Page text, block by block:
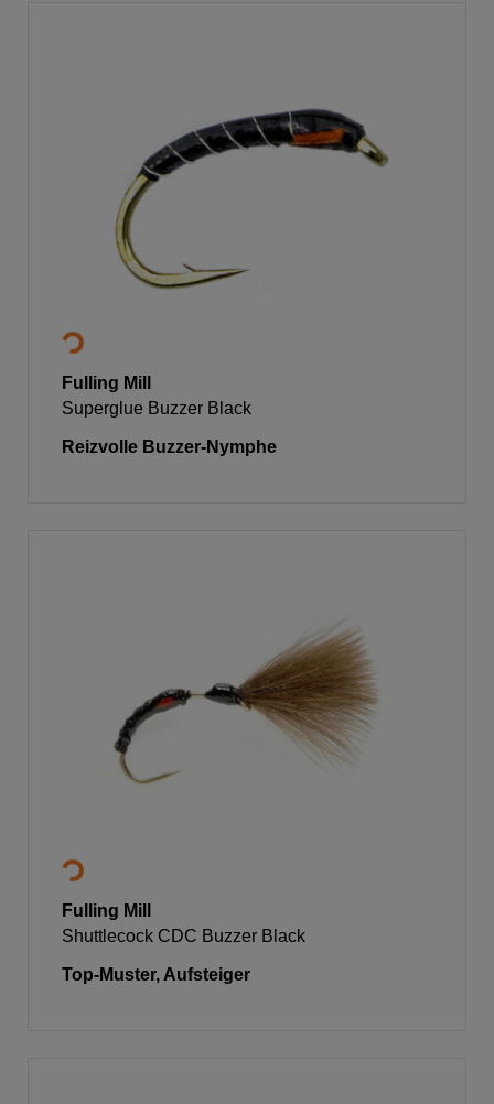
Fulling Mill
Superglue Buzzer Black
Reizvolle Buzzer-Nymphe
Fulling Mill
Shuttlecock CDC Buzzer Black
Top-Muster, Aufsteiger